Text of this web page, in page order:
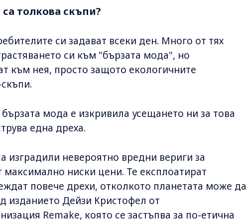
толкова скъпи?
си задават всеки ден. Много от тях
си към "бързата мода", но
към нея, просто защото екологичните
мода е изкривила усещането ни за това
една дреха.
изградили невероятно вредни вериги за
максимално ниски цени. Те експлоатират
повече дрехи, отколкото планетата може да
изданието Дейзи Кристофел от
Remake, която се застъпва за по-етична